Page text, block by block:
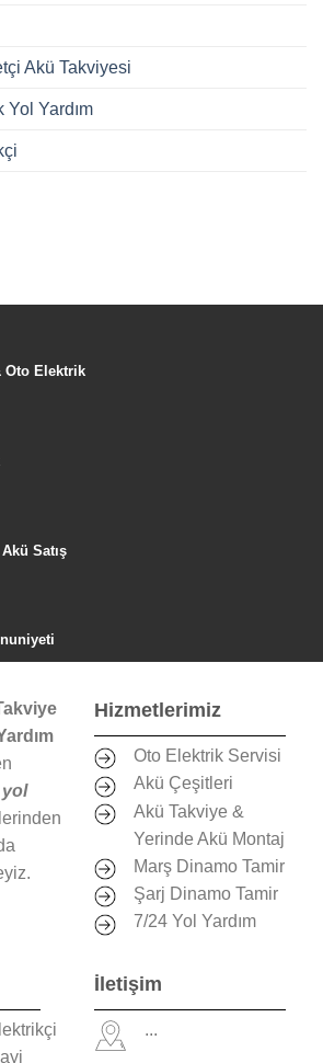
Akü Takviyesi
Yol Yardım
Oto Elektrik
Satış
Hizmetlerimiz
Oto Elektrik Servisi
Akü Çeşitleri
Akü Takviye &
Yerinde Akü Montaj
Marş Dinamo Tamir
Şarj Dinamo Tamir
7/24 Yol Yardım
İletişim
...